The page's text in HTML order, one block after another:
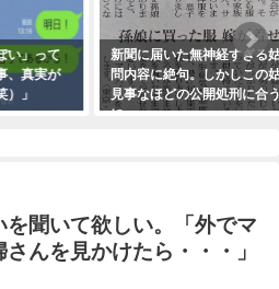
新聞に届いた無神経すぎる姑の質
問内容に絶句。しかしこの姑は、
見事なほどの公開処刑に合うこと
に・・・
聞いて欲しい。「外でマ
んを見かけたら・・・」